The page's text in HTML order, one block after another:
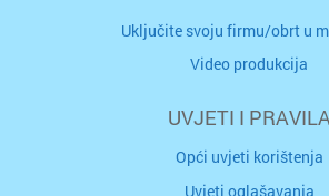
Uključite svoju firmu/obrt u
Video produkcija
UVJETI I
Opći uvjeti korištenja
Uvjeti oglašavanja